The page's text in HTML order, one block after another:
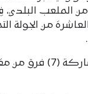
الملعب البلدي،
من الجولة
وتعرف البطولة